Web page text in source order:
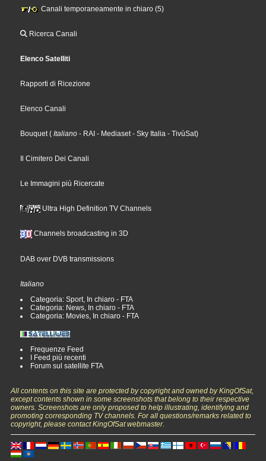
Canali temporaneamente in chiaro (5)
Ricerca Canali
Elenco Satelliti
Rapporti di Ricezione
Elenco Canali
Bouquet ( Italiano - RAI - Mediaset - Sky Italia - TivùSat)
Il Cimitero Dei Canali
Le Immagini più Ricercate
Ultra High Definition TV Channels
Channels broadcasting in 3D
DAB over DVB transmissions
Italiano
Categoria: Sport, In chiaro - FTA
Categoria: News, In chiaro - FTA
Categoria: Movies, In chiaro - FTA
Frequenze Feed
I Feed più recenti
Forum sul satellite FTA
All contents on this site are protected by copyright and owned by KingOfSat,
except contents shown in some screenshots that belong to their respective
owners. Screenshots are only proposed to help illustrating, identifying and
promoting corresponding TV channels. For all questions/remarks related to
copyright, please contact KingOfSat webmaster.